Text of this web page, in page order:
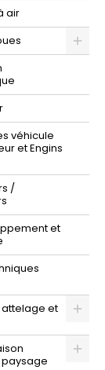
air
véhicule
et Engins
/
et
et